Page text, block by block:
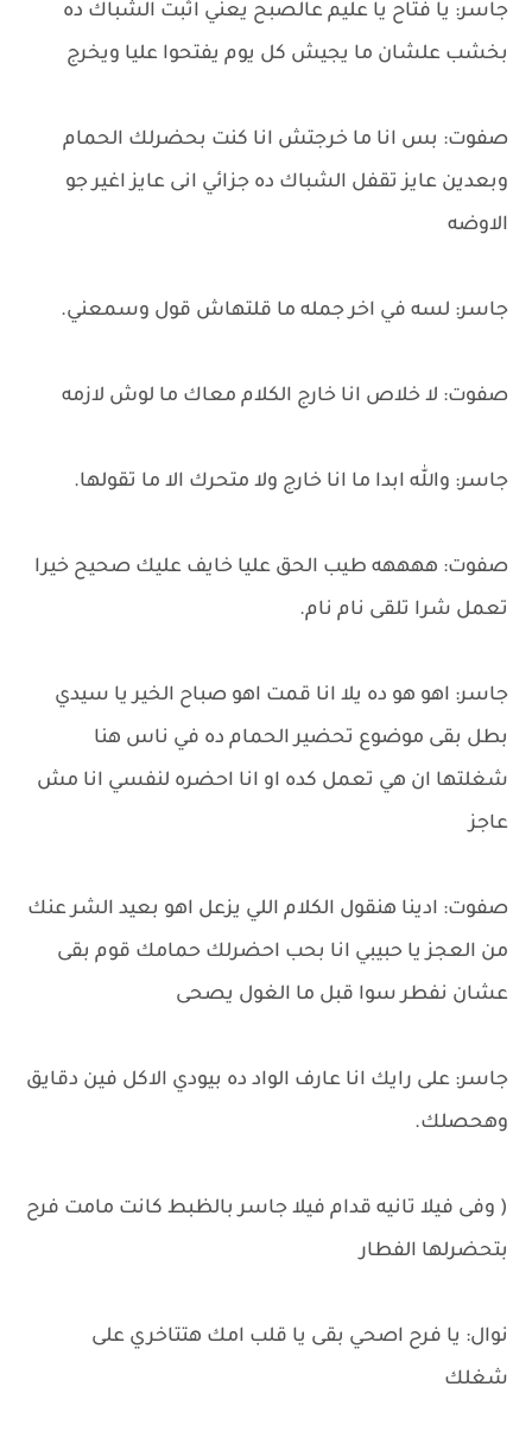
جاسر: يا فتاح يا عليم عالصبح يعني اثبت الشباك ده
بخشب علشان ما يجيش كل يوم يفتحوا عليا ويخرج
صفوت: بس انا ما خرجتش انا كنت بحضرلك الحمام
وبعدين عايز تقفل الشباك ده جزائي انى عايز اغير جو
الاوضه
جاسر: لسه في اخر جمله ما قلتهاش قول وسمعني.
صفوت: لا خلاص انا خارج الكلام معاك ما لوش لازمه
جاسر: والله ابدا ما انا خارج ولا متحرك الا ما تقولها.
صفوت: ههههه طيب الحق عليا خايف عليك صحيح خيرا
تعمل شرا تلقى نام نام.
جاسر: اهو هو ده يلا انا قمت اهو صباح الخير يا سيدي
بطل بقى موضوع تحضير الحمام ده في ناس هنا
شغلتها ان هي تعمل كده او انا احضره لنفسي انا مش
عاجز
صفوت: ادينا هنقول الكلام اللي يزعل اهو بعيد الشر عنك
من العجز يا حبيبي انا بحب احضرلك حمامك قوم بقى
عشان نفطر سوا قبل ما الغول يصحى
جاسر: على رايك انا عارف الواد ده بيودي الاكل فين دقايق
وهحصلك.
( وفى فيلا تانيه قدام فيلا جاسر بالظبط كانت مامت فرح
بتحضرلها الفطار
نوال: يا فرح اصحي بقى يا قلب امك هتتاخري على
شغلك